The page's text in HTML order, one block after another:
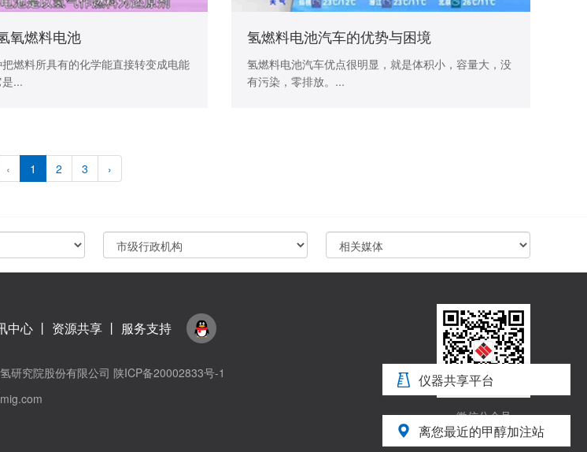
氧燃料电池
燃料所具有的化学能直接转变成电能
...
氢燃料电池汽车的优势与困境
氢燃料电池汽车优点很明显，就是体积小，容量大，没
有污染，零排放。...
‹ 1 2 3 ›
微信公众号
中心 丨 资源共享 丨 服务支持
研究院股份有限公司 陕ICP备20002833号-1
仪器共享平台
离您最近的甲醇加注站